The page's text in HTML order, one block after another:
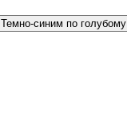
Темно-синим по голубому